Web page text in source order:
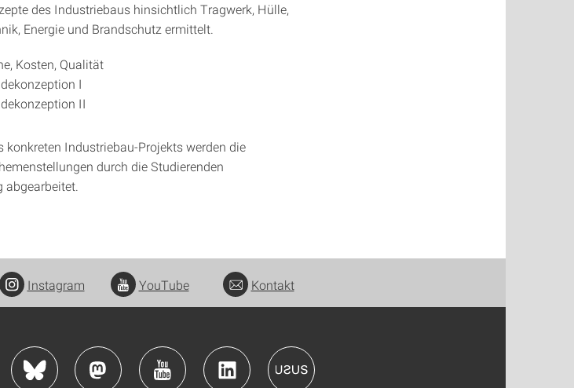
des Industriebaus hinsichtlich Tragwerk, Hülle,
Energie und Brandschutz ermittelt.
Kosten, Qualität
I
II
konkreten Industriebau-Projekts werden die
durch die Studierenden
Instagram YouTube Kontakt